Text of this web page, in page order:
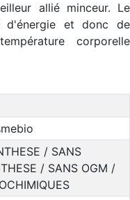
allié minceur. Le
d'énergie et donc de
corporelle
/ SANS
/ SANS OGM /